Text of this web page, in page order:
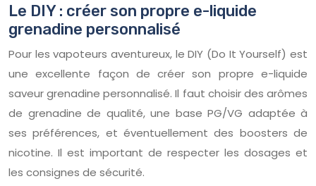
Le DIY : créer son propre e-liquide
grenadine personnalisé
Pour les vapoteurs aventureux, le DIY (Do It Yourself) est
une excellente façon de créer son propre e-liquide
saveur grenadine personnalisé. Il faut choisir des arômes
de grenadine de qualité, une base PG/VG adaptée à
ses préférences, et éventuellement des boosters de
nicotine. Il est important de respecter les dosages et
les consignes de sécurité.